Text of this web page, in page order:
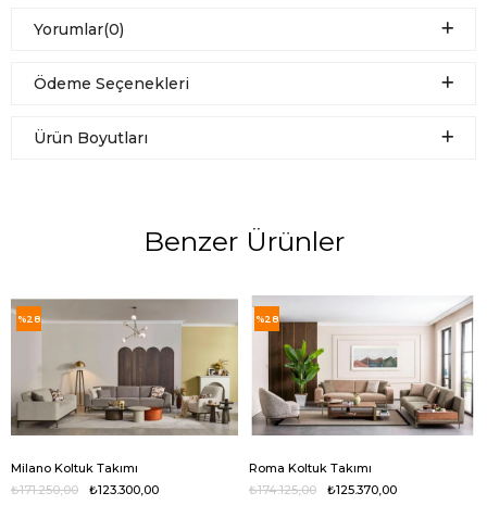
Yorumlar(0)
Ödeme Seçenekleri
Ürün Boyutları
Benzer Ürünler
Milano Koltuk Takımı
₺123.300,00
₺171.250,00
%28
Roma Koltuk Takımı
₺125.370,00
₺174.125,00
%28